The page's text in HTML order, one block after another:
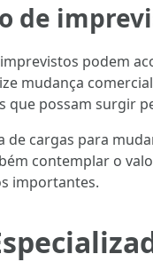
de
podem
mudança
que possam surgir
cargas para
contemplar o
importantes.